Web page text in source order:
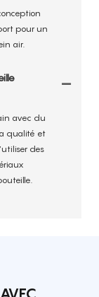
pour un
air.
avec du
qualité et
des